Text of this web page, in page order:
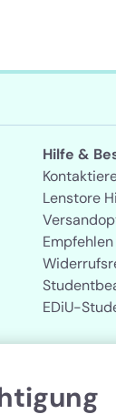
Hilfe &
Lenstore
EDiU-